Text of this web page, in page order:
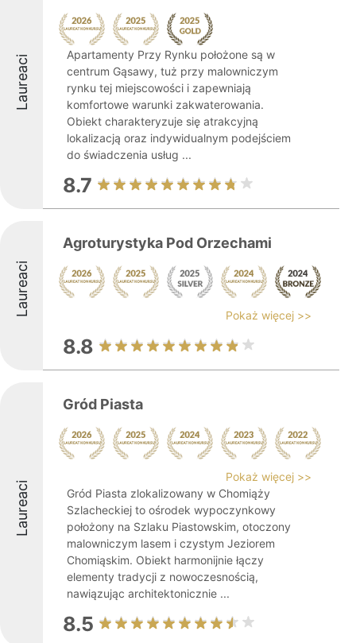
Laureaci
Apartamenty Przy Rynku położone są w
centrum Gąsawy, tuż przy malowniczym
rynku tej miejscowości i zapewniają
komfortowe warunki zakwaterowania.
Obiekt charakteryzuje się atrakcyjną
lokalizacją oraz indywidualnym podejściem
do świadczenia usług ...
8.7
Laureaci
Agroturystyka Pod Orzechami
Pokaż więcej >>
8.8
Laureaci
Gród Piasta
Pokaż więcej >>
Gród Piasta zlokalizowany w Chomiąży
Szlacheckiej to ośrodek wypoczynkowy
położony na Szlaku Piastowskim, otoczony
malowniczym lasem i czystym Jeziorem
Chomiąskim. Obiekt harmonijnie łączy
elementy tradycji z nowoczesnością,
nawiązując architektonicznie ...
8.5